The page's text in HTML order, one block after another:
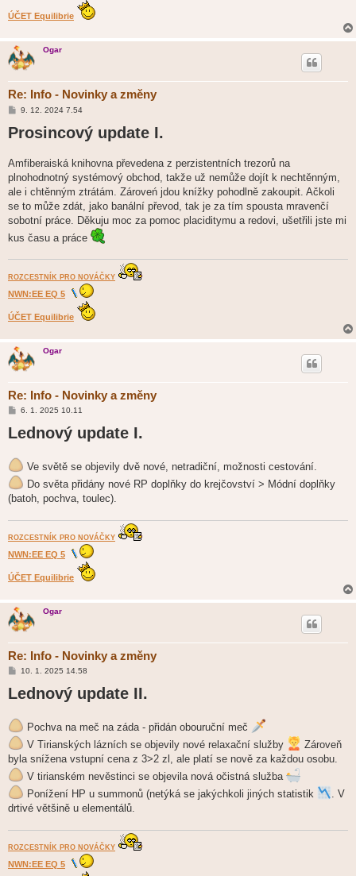
ÚČET Equilibrie
Ogar
Re: Info - Novinky a změny
P
í
s
v
e
9. 12. 2024 7.54
Prosincový update I.
Amfiberaiská knihovna převedena z perzistentních trezorů na
plnohodnotný systémový obchod, takže už nemůže dojít k nechtěnným,
ale i chtěnným ztrátám. Zároveń jdou knížky pohodlně zakoupit. Ačkoli
se to může zdát, jako banální převod, tak je za tím spousta mravenčí
sobotní práce. Děkuju moc za pomoc placiditymu a redovi, ušetřili jste mi
kus času a práce
ROZCESTNÍK PRO NOVÁČKY
NWN:EE EQ 5
ÚČET Equilibrie
Ogar
Re: Info - Novinky a změny
P
s
ě
v
e
k
6. 1. 2025 10.11
Lednový update I.
Ve světě se objevily dvě nové, netradiční, možnosti cestování.
Do světa přidány nové RP doplňky do krejčovství > Módní doplňky
(batoh, pochva, toulec).
ROZCESTNÍK PRO NOVÁČKY
NWN:EE EQ 5
ÚČET Equilibrie
Ogar
Re: Info - Novinky a změny
P
í
s
ě
v
e
k
10. 1. 2025 14.58
Lednový update II.
Pochva na meč na záda - přidán obouruční meč
V Tirianských lázních se objevily nové relaxační služby
Zároveň
byla snížena vstupní cena z 3>2 zl, ale platí se nově za každou osobu.
V tirianském nevěstinci se objevila nová očistná služba
Ponížení HP u summonů (netýká se jakýchkoli jiných statistik
. V
drtivé většině u elementálů.
ROZCESTNÍK PRO NOVÁČKY
NWN:EE EQ 5